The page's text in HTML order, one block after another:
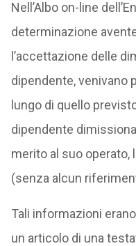
Nell’Albo on-line
determinazione
l’accettazione delle
dipendente, venivano
lungo di quello
dipendente
merito al suo operato,
(senza alcun
Tali informazioni
un articolo di una